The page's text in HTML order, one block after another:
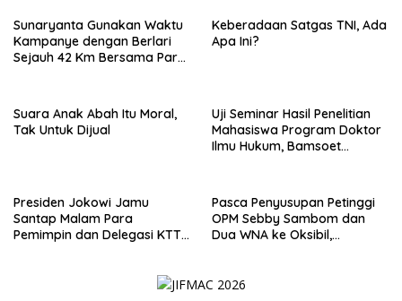
Sunaryanta Gunakan Waktu
Kampanye dengan Berlari
Sejauh 42 Km Bersama Para
Keberadaan Satgas TNI, Ada
Apa Ini?
Suara Anak Abah Itu Moral,
Tak Untuk Dijual
Uji Seminar Hasil Penelitian
Mahasiswa Program Doktor
Ilmu Hukum, Bamsoet
Presiden Jokowi Jamu
Santap Malam Para
Pemimpin dan Delegasi KTT
Pasca Penyusupan Petinggi
OPM Sebby Sambom dan
Dua WNA ke Oksibil,